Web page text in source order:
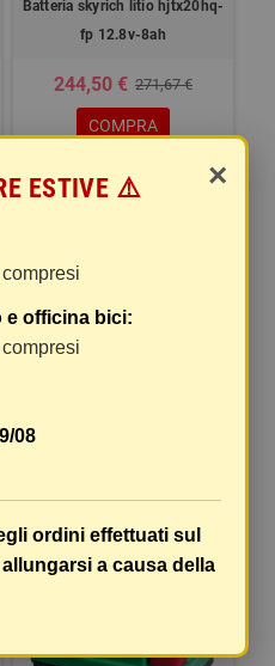
Batteria skyrich litio hjtx20hq-
fp 12.8v-8ah
244,50 € 271,67 €
COMPRA
-10%
COMPRA
×
ESTIVE ⚠️
compresi
e officina bici:
compresi
08
ordini effettuati sul
a causa della